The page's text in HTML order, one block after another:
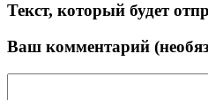
Текст, который будет
Ваш комментарий